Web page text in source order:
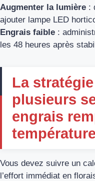
Augmenter la lumière :
ajouter lampe LED
Engrais faible :
les 48 heures après
La
plusieurs
engrais
température
Vous devez suivre un
l’effort immédiat en